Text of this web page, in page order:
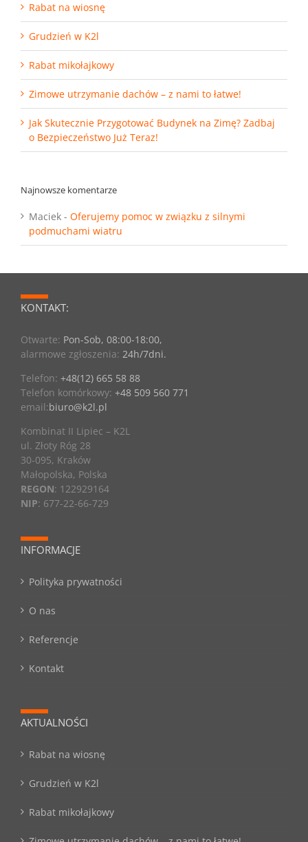
Rabat na wiosnę
Grudzień w K2l
Rabat mikołajkowy
Zimowe utrzymanie dachów – z nami to łatwe!
Jak Skutecznie Przygotować Budynek na Zimę? Zadbaj
o Bezpieczeństwo Już Teraz!
Najnowsze komentarze
Maciek - Oferujemy pomoc w związku z silnymi
podmuchami wiatru
KONTAKT:
Otwarte: Pon-Sob, 08:00-18:00,
alarmowe zgłoszenia: 24h/7dni.
Telefon: +48(12) 665 58 88
Telefon komórkowy: +48 509 560 771
email:biuro@k2l.pl
Kombinat II Lipiec – K2L
ul. Złoty Róg 28
30-095, Kraków
Małopolska, Polska
REGON: 122929164
NIP: 677-22-66-729
INFORMACJE
Polityka prywatności
O nas
Referencje
Kontakt
AKTUALNOŚCI
Rabat na wiosnę
Grudzień w K2l
Rabat mikołajkowy